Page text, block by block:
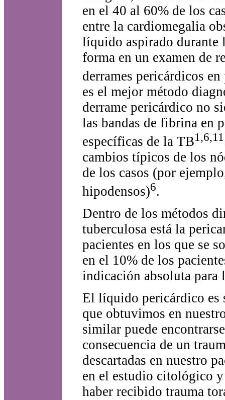
en el 40 al 60% de los
entre la cardiomegalia
líquido aspirado durante
forma en un examen de
derrames pericárdicos
es el mejor método
derrame pericárdico no
las bandas de fibrina en
específicas de la TB1,6,11
cambios típicos de los
de los casos (por
hipodensos)6.
Dentro de los métodos
tuberculosa está la
pacientes en los que se
en el 10% de los
indicación absoluta para
El líquido pericárdico es
que obtuvimos en
similar puede
consecuencia de un
descartadas en nuestro
en el estudio citológico y
haber recibido trauma